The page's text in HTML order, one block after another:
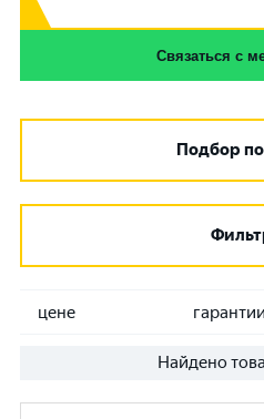
Связаться с
Подбор
цене гарантии
Найдено